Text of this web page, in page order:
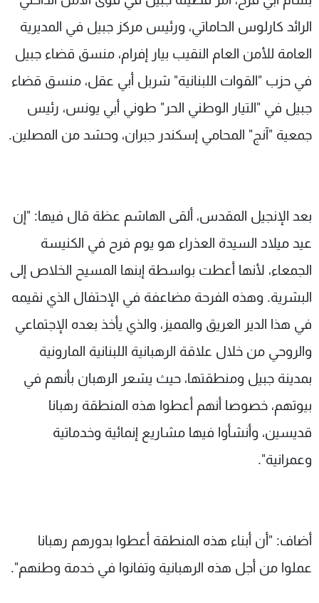
الرائد كارلوس الحاماتي، ورئيس مركز جبيل في المديرية
العامة للأمن العام النقيب بيار إفرام، منسق قضاء جبيل
في حزب "القوات اللبنانية" شربل أبي عقل، منسق قضاء
جبيل في "التيار الوطني الحر" طوني أبي يونس، رئيس
جمعية "آنج" المحامي إسكندر جبران، وحشد من المصلين.
بعد الإنجيل المقدس، ألقى الهاشم عظة قال فيها: "إن
عيد ميلاد السيدة العذراء هو يوم فرح في الكنيسة
الجمعاء، لأنها أعطت بواسطة إبنها المسيح الخلاص إلى
البشرية. وهذه الفرحة مضاعفة في الإحتفال الذي نقيمه
في هذا الدير العريق والمميز، والذي يأخذ بعده الإجتماعي
والروحي من خلال علاقة الرهبانية اللبنانية المارونية
بمدينة جبيل ومنطقتها، حيث يشعر الرهبان بأنهم في
بيوتهم، خصوصا أنهم أعطوا هذه المنطقة رهبانا
قديسين، وأنشأوا فيها مشاريع إنمائية وخدماتية
وعمرانية".
أضاف: "أن أبناء هذه المنطقة أعطوا بدورهم رهبانا
عملوا من أجل هذه الرهبانية وتفانوا في خدمة وطنهم".